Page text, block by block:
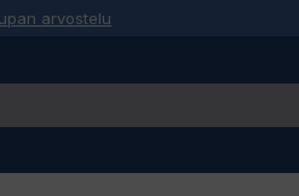
arvostelu